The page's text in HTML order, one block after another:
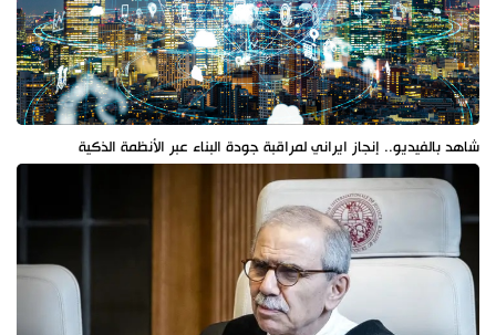
شاهد بالفيديو.. إنجاز ايراني لمراقبة جودة البناء عبر الأنظمة الذكية